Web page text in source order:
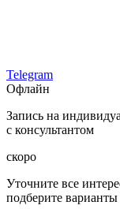
Telegram
Офлайн
Запись на
с консультантом
скоро
Уточните все
подберите